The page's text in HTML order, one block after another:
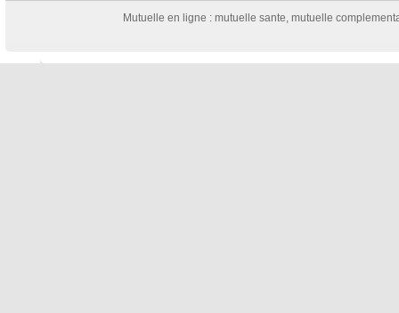
Mutuelle en ligne : mutuelle sante, mutuelle